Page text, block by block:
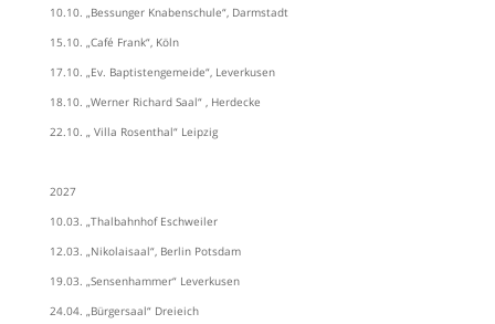
10.10. „Bessunger Knabenschule“, Darmstadt
15.10. „Café Frank“, Köln
17.10. „Ev. Baptistengemeide“, Leverkusen
18.10. „Werner Richard Saal“ , Herdecke
22.10. „ Villa Rosenthal“ Leipzig
2027
10.03. „Thalbahnhof Eschweiler
12.03. „Nikolaisaal“, Berlin Potsdam
19.03. „Sensenhammer“ Leverkusen
24.04. „Bürgersaal“ Dreieich